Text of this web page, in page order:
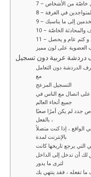
11 – عضوية أشراف تتضمن مراقبة الزوار من طرد و كتم عام و يحصل
عربية دون تسجيل
الدردشة دون التعامل
مع
التسجيل المزعج
على اتصال مع الناس في
جميع أنحاء العالم
جدد لم يكن أمرًا صعبًا
بالفعل ،
الواقع ، إذا كنت متصلاً
بالإنترنت لمدة
يرجع تاريخها كانت
أن تدخل إلى الداخل
لترى ما يدور
ما تفعله ، فقد ينتهي بك